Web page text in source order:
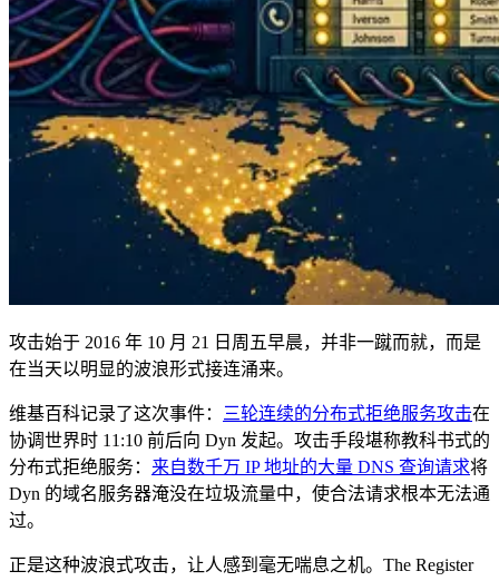
攻击始于 2016 年 10 月 21 日周五早晨，并非一蹴而就，而是
在当天以明显的波浪形式接连涌来。
维基百科记录了这次事件： 三轮连续的分布式拒绝服务攻击在
协调世界时 11:10 前后向 Dyn 发起。攻击手段堪称教科书式的
分布式拒绝服务： 来自数千万 IP 地址的大量 DNS 查询请求将
Dyn 的域名服务器淹没在垃圾流量中，使合法请求根本无法通
过。
正是这种波浪式攻击，让人感到毫无喘息之机。The Register